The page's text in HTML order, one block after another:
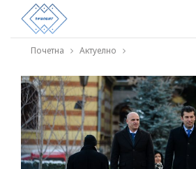
Почетна Актуелно